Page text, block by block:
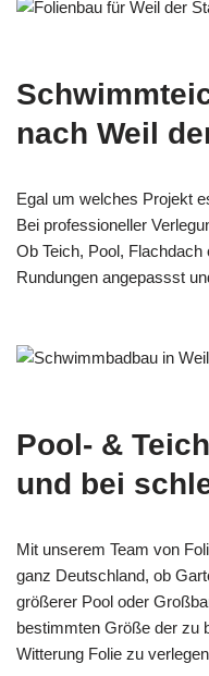
nach Weil
Egal um welches Projekt
Bei professioneller
Ob Teich, Pool,
Rundungen angepassst
Pool- &
und bei
Mit unserem Team von
ganz Deutschland, ob
größerer Pool oder
bestimmten Größe der zu
Witterung Folie zu